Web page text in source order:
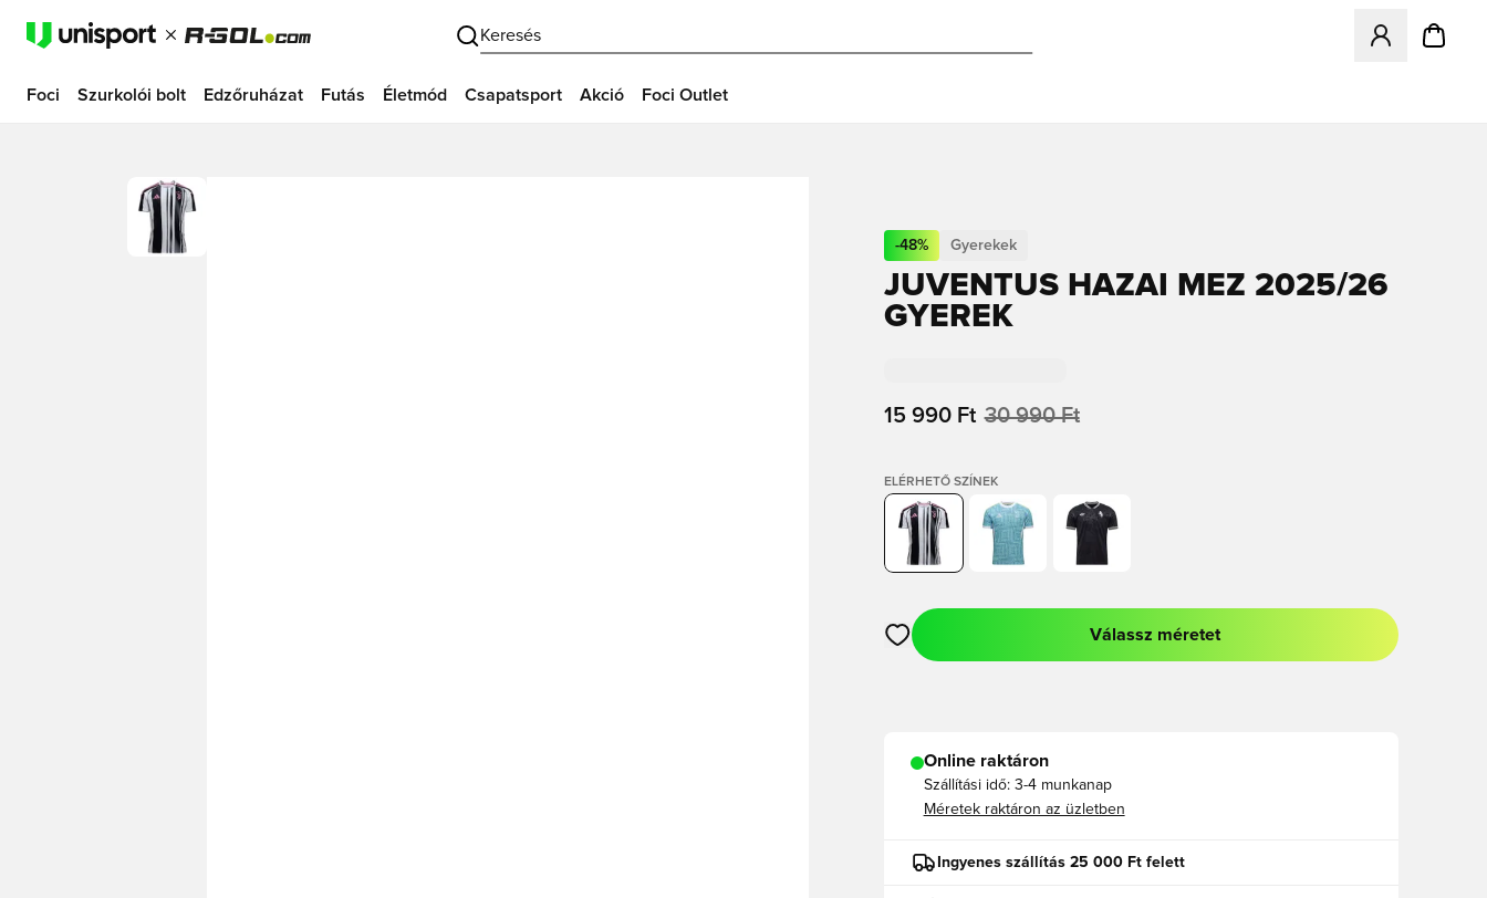
Keresés
Megnyit egy
Foci Szurkolói bolt Edzőruházat Futás Életmód Csapatsport Akció Foci Outlet
-48% Gyerekek
JUVENTUS HAZAI MEZ 2025/26
GYEREK
15 990 Ft 30 990 Ft
ELÉRHETŐ SZÍNEK
Megnyit egy modált a bejelentkezéshez vagy a tagként való regisztrációhoz
Válassz méretet
Online raktáron
Szállítási idő: 3-4 munkanap
Méretek raktáron az üzletben
Ingyenes szállítás 25 000 Ft felett